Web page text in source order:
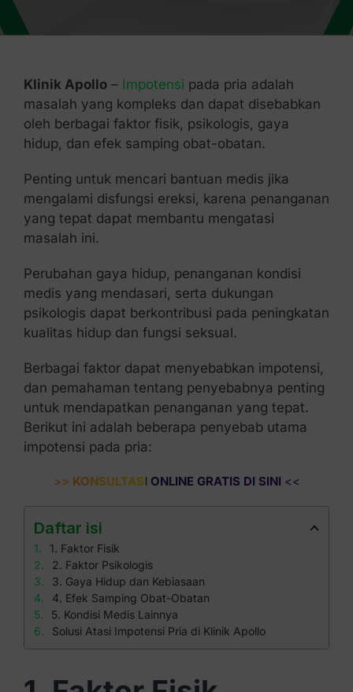
Klinik Apollo– Impotensi pada pria adalah
masalah yang kompleks dan dapat disebabkan
oleh berbagai faktor fisik, psikologis, gaya
hidup, dan efek samping obat-obatan.
Penting untuk mencari bantuan medis jika
mengalami disfungsi ereksi, karena penanganan
yang tepat dapat membantu mengatasi
masalah ini.
Perubahan gaya hidup, penanganan kondisi
medis yang mendasari, serta dukungan
psikologis dapat berkontribusi pada peningkatan
kualitas hidup dan fungsi seksual.
Berbagai faktor dapat menyebabkan impotensi,
dan pemahaman tentang penyebabnya penting
untuk mendapatkan penanganan yang tepat.
Berikut ini adalah beberapa penyebab utama
impotensi pada pria:
>> KONSULTASI ONLINE GRATIS DI SINI <<
Daftar isi
1. Faktor Fisik
2. Faktor Psikologis
3. Gaya Hidup dan Kebiasaan
4. Efek Samping Obat-Obatan
5. Kondisi Medis Lainnya
Solusi Atasi Impotensi Pria di Klinik Apollo